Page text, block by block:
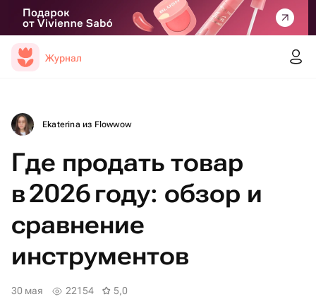
Журнал
Ekaterina из Flowwow
Где продать товар
в 2026 году: обзор и
сравнение
инструментов
30 мая 22154 5,0